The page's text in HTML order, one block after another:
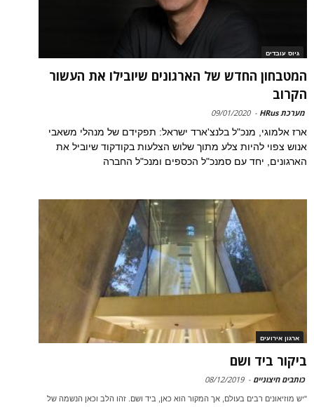
גיוס עובדים
המטבחון החדש של הארגונים שיובילו את העשור
הקרוב
מערכת HRus -
09/01/2020
ארז אלמוגי, מנכ"ל בלנצ'ארד ישראל: תפקידם של מנהלי משאבי
אנוש צפוי להיות צלע מתוך שלוש הצלעות בקודקוד שיוביל את
הארגונים, יחד עם סמנכ"ל הכספים ומנכ"ל החברה
ארגון אירועים
ביקור ביד ושם
כותבים חיצוניים -
08/12/2019
"יש מוזיאונים רבים בעולם, אך המקור הוא כאן, ביד ושם. זהו הלב וכאן הנשמה של